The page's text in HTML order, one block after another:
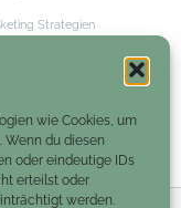
wie Cookies, um
du diesen
oder eindeutige IDs
erteilst oder
werden.
Strategien